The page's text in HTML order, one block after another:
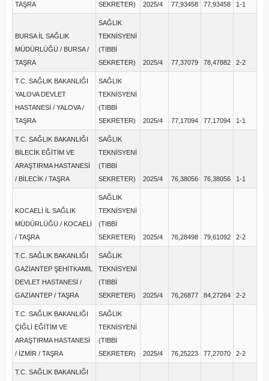
TAŞRA SEKRETER) 2025/4 77,93458 77,93458 1-1
BURSA İL SAĞLIK
MÜDÜRLÜĞÜ / BURSA /
TAŞRA
SAĞLIK
TEKNİSYENİ
(TIBBİ
SEKRETER)
2025/4 77,37079 78,47882 2-2
T.C. SAĞLIK BAKANLIĞI
YALOVA DEVLET
HASTANESİ / YALOVA /
TAŞRA
SAĞLIK
TEKNİSYENİ
(TIBBİ
SEKRETER)
2025/4 77,17094 77,17094 1-1
T.C. SAĞLIK BAKANLIĞI
BİLECİK EĞİTİM VE
ARAŞTIRMA HASTANESİ
/ BİLECİK / TAŞRA
SAĞLIK
TEKNİSYENİ
(TIBBİ
SEKRETER)
2025/4 76,38056 76,38056 1-1
KOCAELİ İL SAĞLIK
MÜDÜRLÜĞÜ / KOCAELİ
/ TAŞRA
SAĞLIK
TEKNİSYENİ
(TIBBİ
SEKRETER)
2025/4 76,28498 79,61092 2-2
T.C. SAĞLIK BAKANLIĞI
GAZİANTEP ŞEHİTKAMİL
DEVLET HASTANESİ /
GAZİANTEP / TAŞRA
SAĞLIK
TEKNİSYENİ
(TIBBİ
SEKRETER)
2025/4 76,26877 84,27264 2-2
T.C. SAĞLIK BAKANLIĞI
ÇİĞLİ EĞİTİM VE
ARAŞTIRMA HASTANESİ
/ İZMİR / TAŞRA
SAĞLIK
TEKNİSYENİ
(TIBBİ
SEKRETER)
2025/4 76,25223 77,27070 2-2
T.C. SAĞLIK BAKANLIĞI